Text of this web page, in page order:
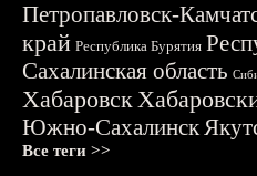
Петропавловск-
край Республика Бурятия
Сахалинская область
Хабаровск
Южно-Сахалинск
Все теги >>